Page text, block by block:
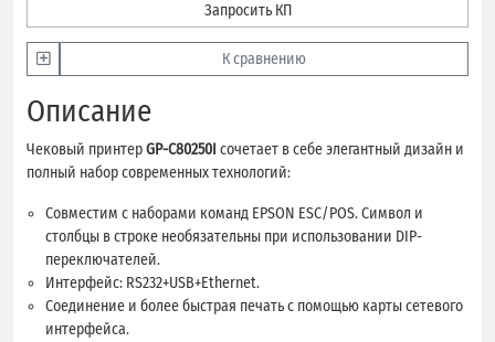
Запросить КП
К сравнению
Описание
Чековый принтерGP-C80250I сочетает в себе элегантный дизайн и
полный набор современных технологий:
Совместим с наборами команд EPSON ESC/POS. Символ и
столбцы в строке необязательны при использовании DIP-
переключателей.
Интерфейс: RS232+USB+Ethernet.
Соединение и более быстрая печать с помощью карты сетевого
интерфейса.